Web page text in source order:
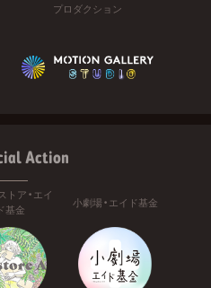
プロダクション
Action
トア・エイ
ド基金
小劇場・エイド基金